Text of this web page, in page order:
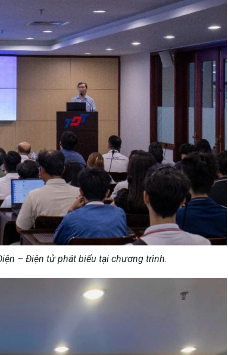
– Điện tử phát biểu tại chương trình.